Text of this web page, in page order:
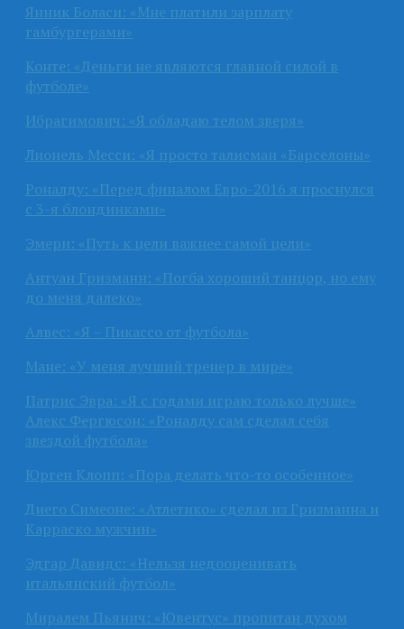
Янник Боласи: «Мне платили зарплату
гамбургерами»
Конте: «Деньги не являются главной силой в
футболе»
Ибрагимович: «Я обладаю телом зверя»
Лионель Месси: «Я просто талисман «Барселоны»
Роналду: «Перед финалом Евро-2016 я проснулся
с 3-я блондинками»
Эмери: «Путь к цели важнее самой цели»
Антуан Гризманн: «Погба хороший танцор, но ему
до меня далеко»
Алвес: «Я – Пикассо от футбола»
Мане: «У меня лучший тренер в мире»
Патрис Эвра: «Я с годами играю только лучше»
Алекс Фергюсон: «Роналду сам сделал себя
звездой футбола»
Юрген Клопп: «Пора делать что-то особенное»
Диего Симеоне: «Атлетико» сделал из Гризманна и
Карраско мужчин»
Эдгар Давидс: «Нельзя недооценивать
итальянский футбол»
Миралем Пьянич: «Ювентус» пропитан духом